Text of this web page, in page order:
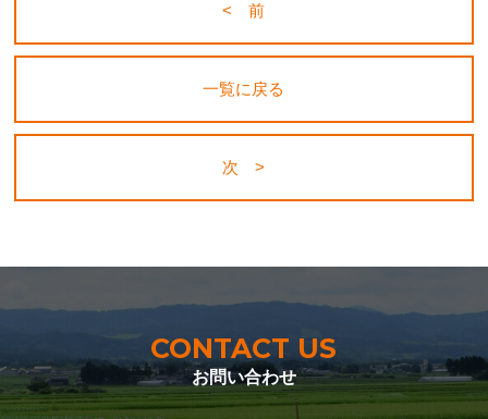
< 前
一覧に戻る
次 >
CONTACT US
お問い合わせ